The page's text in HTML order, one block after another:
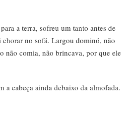
a terra, sofreu um tanto antes de
no sofá. Largou dominó, não
não comia, não brincava, por que ele
a cabeça ainda debaixo da almofada.